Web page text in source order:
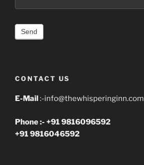
CONTACT US
E-Mail:-info@thewhisperinginn.com
Phone :- +91 9816096592
+91 9816046592